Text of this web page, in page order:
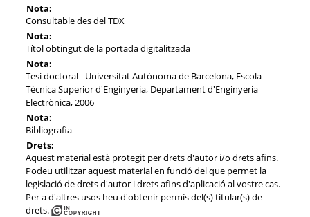
Nota:
Consultable des del TDX
Nota:
Títol obtingut de la portada digitalitzada
Nota:
Tesi doctoral - Universitat Autònoma de Barcelona, Escola
Tècnica Superior d'Enginyeria, Departament d'Enginyeria
Electrònica, 2006
Nota:
Bibliografia
Drets:
Aquest material està protegit per drets d'autor i/o drets afins.
Podeu utilitzar aquest material en funció del que permet la
legislació de drets d'autor i drets afins d'aplicació al vostre cas.
Per a d'altres usos heu d'obtenir permís del(s) titular(s) de
drets.